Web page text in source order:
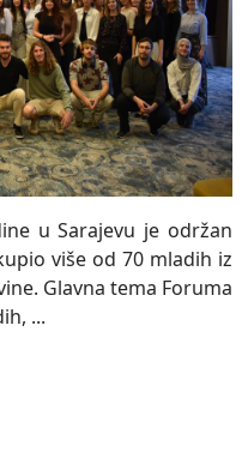
u Sarajevu je održan
više od 70 mladih iz
Glavna tema Foruma
...